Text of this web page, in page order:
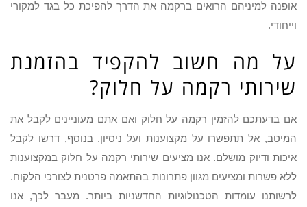
אופנה למיניהם הרואים ברקמה את הדרך להפיכת כל בגד למקורי
וייחודי.
על מה חשוב להקפיד בהזמנת
שירותי רקמה על חלוק?
אם בדעתכם להזמין רקמה על חלוק ואם אתם מעוניינים לקבל את
המיטב, אל תתפשרו על מקצוענות ועל ניסיון. בנוסף, דרשו לקבל
איכות ודיוק מושלם. אנו מציעים שירותי רקמה על חלוק במקצוענות
ללא פשרות ומציעים מגוון פתרונות בהתאמה פרטנית לצורכי הלקוח.
לרשותנו עומדות הטכנולוגיות החדשניות ביותר. מעבר לכך, אנו